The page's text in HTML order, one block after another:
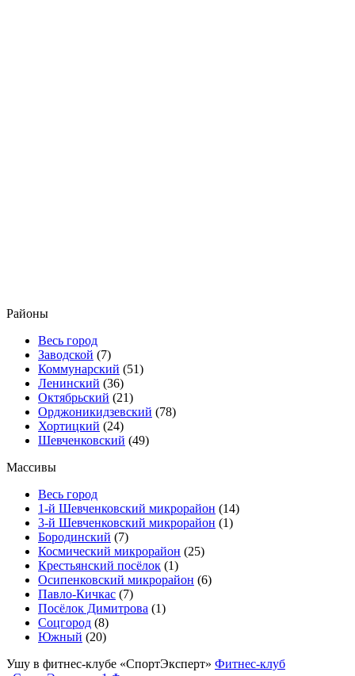
Районы
Весь город
Заводской (7)
Коммунарский (51)
Ленинский (36)
Октябрьский (21)
Орджоникидзевский (78)
Хортицкий (24)
Шевченковский (49)
Массивы
Весь город
1-й Шевченковский микрорайон (14)
3-й Шевченковский микрорайон (1)
Бородинский (7)
Космический микрорайон (25)
Крестьянский посёлок (1)
Осипенковский микрорайон (6)
Павло-Кичкас (7)
Посёлок Димитрова (1)
Соцгород (8)
Южный (20)
Ушу в фитнес-клубе «СпортЭксперт» Фитнес-клуб